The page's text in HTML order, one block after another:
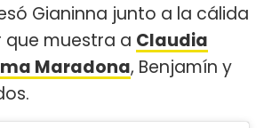
Gianinna junto a la cálida
muestra a Claudia
Maradona, Benjamín y